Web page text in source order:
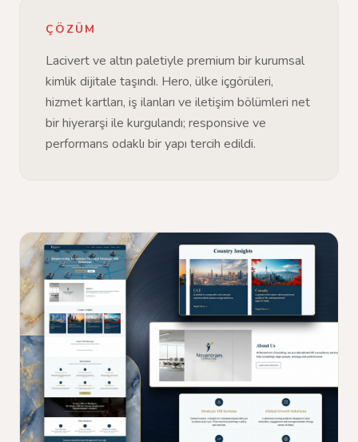
ÇÖZÜM
Lacivert ve altın paletiyle premium bir kurumsal
kimlik dijitale taşındı. Hero, ülke içgörüleri,
hizmet kartları, iş ilanları ve iletişim bölümleri net
bir hiyerarşi ile kurgulandı; responsive ve
performans odaklı bir yapı tercih edildi.